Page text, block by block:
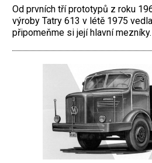
Od prvních tří prototypů z roku
výroby Tatry 613 v létě 1975
připomeňme si její hlavní